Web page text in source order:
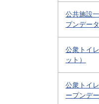
公共施設
プンデー
公衆トイ
ット）
公衆トイ
ープンデ